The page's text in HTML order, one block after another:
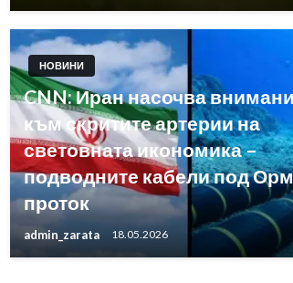
НОВИНИ
CNN: Иран насочва
към скритите артерии на
световната икономика –
подводните кабели под
проток
admin_zarata 18.05.2026